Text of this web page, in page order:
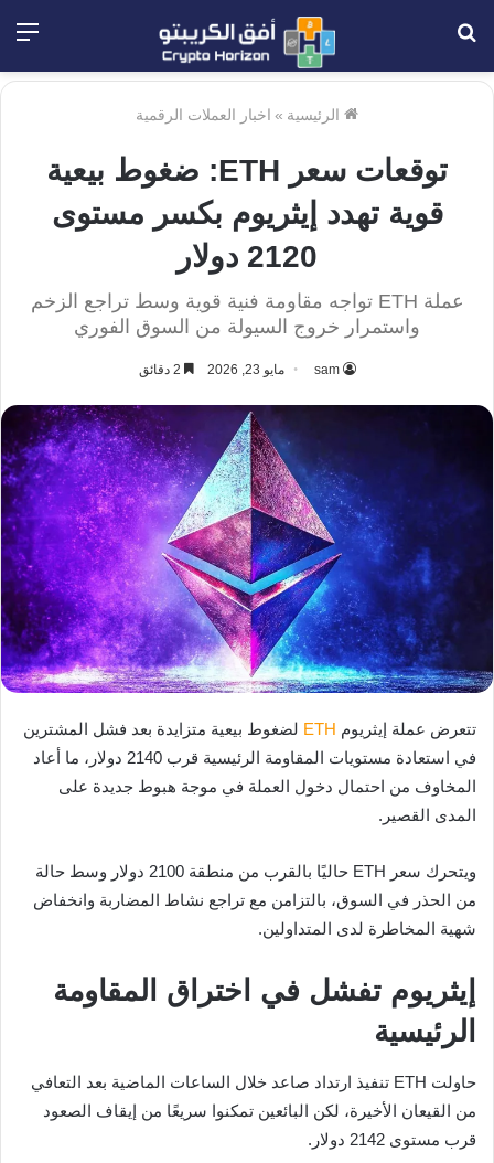
الرئيسية » اخبار العملات الرقمية
توقعات سعر ETH: ضغوط بيعية
قوية تهدد إيثريوم بكسر مستوى
2120 دولار
عملة ETH تواجه مقاومة فنية قوية وسط تراجع الزخم
واستمرار خروج السيولة من السوق الفوري
sam مايو 23, 2026
تتعرض عملة إيثريوم ETH لضغوط بيعية متزايدة بعد فشل المشترين
في استعادة مستويات المقاومة الرئيسية قرب 2140 دولار، ما أعاد
المخاوف من احتمال دخول العملة في موجة هبوط جديدة على
المدى القصير.
ويتحرك سعر ETH حاليًا بالقرب من منطقة 2100 دولار وسط حالة
من الحذر في السوق، بالتزامن مع تراجع نشاط المضاربة وانخفاض
شهية المخاطرة لدى المتداولين.
إيثريوم تفشل في اختراق المقاومة
الرئيسية
حاولت ETH تنفيذ ارتداد صاعد خلال الساعات الماضية بعد التعافي
من القيعان الأخيرة، لكن البائعين تمكنوا سريعًا من إيقاف الصعود
قرب مستوى 2142 دولار.